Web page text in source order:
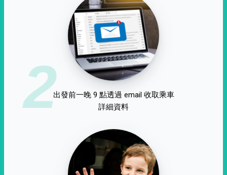
2出發前一晚 9 點透過 email 收取乘車
詳細資料